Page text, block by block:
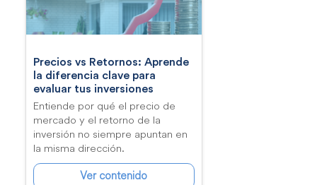
Precios vs Retornos: Aprende
la diferencia clave para
evaluar tus inversiones
Entiende por qué el precio de
mercado y el retorno de la
inversión no siempre apuntan en
la misma dirección.
Ver contenido